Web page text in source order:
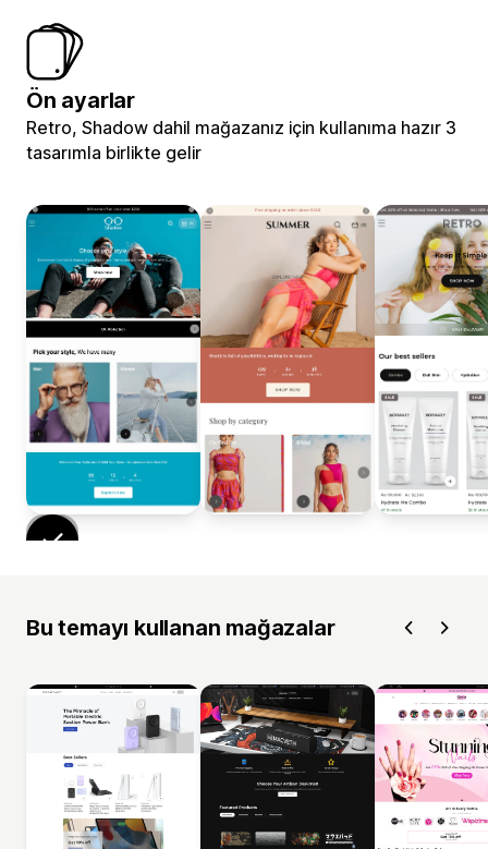
Ön ayarlar
Retro, Shadow dahil mağazanız için kullanıma hazır 3
tasarımla birlikte gelir
Bu temayı kullanan mağazalar